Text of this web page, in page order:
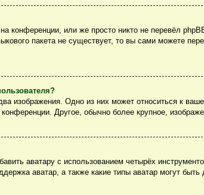
конференции, или же просто никто не перевёл
пакета не существует, то вы сами можете
изображения. Одно из них может относиться к
Другое, обычно более крупное,
аватару с использованием четырёх
аватар, а также какие типы аватар могут